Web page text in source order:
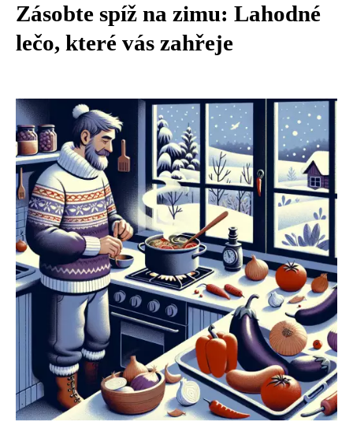
Zásobte spíž na zimu: Lahodné
lečo, které vás zahřeje